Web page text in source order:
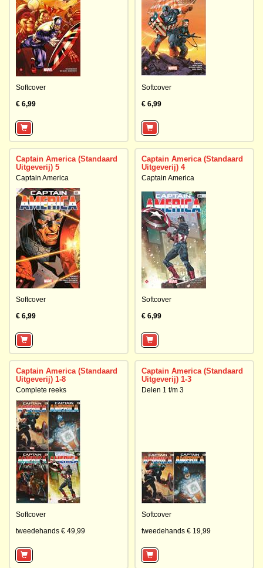
Softcover
€ 6,99
Softcover
€ 6,99
Captain America (Standaard
Uitgeverij) 5
Captain America
Softcover
€ 6,99
Captain America (Standaard
Uitgeverij) 4
Captain America
Softcover
€ 6,99
Captain America (Standaard
Uitgeverij) 1-8
Complete reeks
Softcover
tweedehands € 49,99
Captain America (Standaard
Uitgeverij) 1-3
Delen 1 t/m 3
Softcover
tweedehands € 19,99